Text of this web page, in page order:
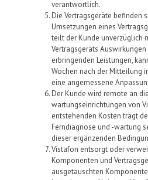
verantwortlich.
Die Vertragsgeräte befinden
Umsetzungen eines
teilt der Kunde unverzüglich
Vertragsgeräts
erbringenden Leistungen,
Wochen nach der Mitteilung
eine angemessene
DerKunde wird remote an
wartungseinrichtungen von
entstehenden Kosten trägt
Ferndiagnose und -wartung
dieser ergänzenden
Vistafon entsorgt oder
Komponenten und
ausgetauschten